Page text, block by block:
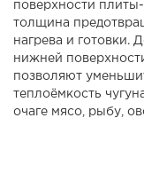
поверхности
толщина
нагрева и готовки.
нижней
позволяют
теплоёмкость
очаге мясо, рыбу,